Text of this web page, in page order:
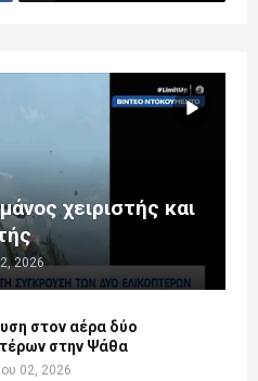
χειριστής και
2026
στον αέρα δύο
στην Ψάθα
02, 2026